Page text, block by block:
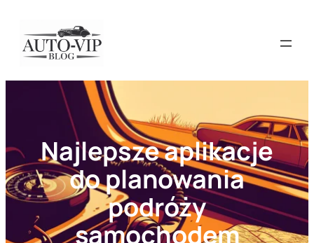
treści
Najlepsze aplikacje
do planowania
podróży
samochodem